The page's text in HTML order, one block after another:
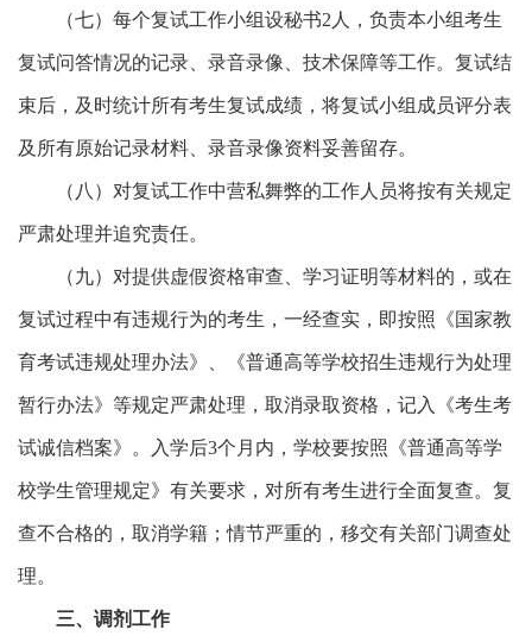
（七） 每个复试工作小组设秘书2 人，负责本小组考生
复试问答情况的记录、录音录像、技术保障等工作。 复试结
束后，及时统计所有考生复试成绩，将复试小组成员评分表
及所有原始记录材料、录音录像资料妥善留存。
（八） 对复试工作中营私舞弊的工作人员将按有关规定
严肃处理并追究责任。
（九） 对提供虚假资格审查、学习证明等材料的，或在
复试过程中有违规行为的考生，一经查实，即按照《国家教
育考试违规处理办法》、《普通高等学校招生违规行为处理
暂行办法》等规定严肃处理，取消录取资格，记入《考生考
试诚信档案》。入学后3个月内，学校要按照《普通高等学
校学生管理规定》有关要求，对所有考生进行全面复查。复
查不合格的，取消学籍；情节严重的，移交有关部门调查处
理。
三、调剂工作